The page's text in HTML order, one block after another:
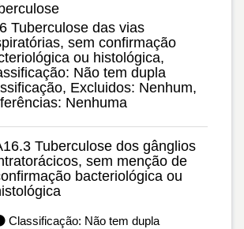
Tuberculose das vias
sem confirmação
ou histológica,
Não tem dupla
Excluidos: Nenhum,
Nenhuma
Tuberculose dos gânglios
sem menção de
bacteriológica ou
Classificação: Não tem dupla